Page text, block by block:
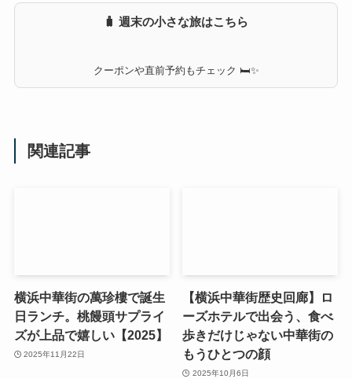
🧳 週末の小さな旅はこちら
クーポンや直前予約もチェック 🛏✨
関連記事
横浜中華街の萬珍樓で誕生
日ランチ。桃饅頭サプライ
ズが上品で嬉しい【2025】
2025年11月22日
【横浜中華街歴史回廊】ロ
ーズホテルで出会う、食べ
歩きだけじゃない中華街の
もうひとつの顔
2025年10月6日